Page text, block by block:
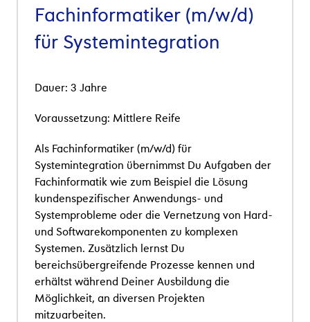
Fachinformatiker (m/w/d)
für Systemintegration
Dauer: 3 Jahre
Voraussetzung: Mittlere Reife
Als Fachinformatiker (m/w/d) für
Systemintegration übernimmst Du Aufgaben der
Fachinformatik wie zum Beispiel die Lösung
kundenspezifischer Anwendungs- und
Systemprobleme oder die Vernetzung von Hard-
und Softwarekomponenten zu komplexen
Systemen. Zusätzlich lernst Du
bereichsübergreifende Prozesse kennen und
erhältst während Deiner Ausbildung die
Möglichkeit, an diversen Projekten
mitzuarbeiten.